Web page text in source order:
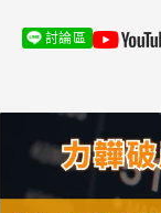
討論區